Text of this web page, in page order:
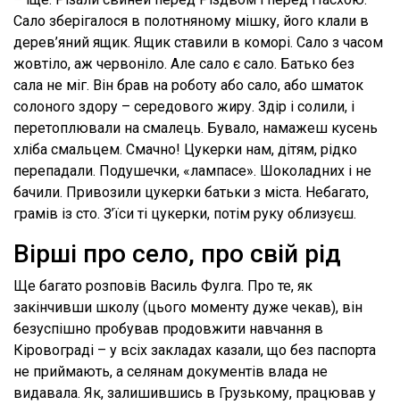
Сало зберігалося в полотняному мішку, його клали в
дерев’яний ящик. Ящик ставили в коморі. Сало з часом
жовтіло, аж червоніло. Але сало є сало. Батько без
сала не міг. Він брав на роботу або сало, або шматок
солоного здору – середового жиру. Здір і солили, і
перетоплювали на смалець. Бувало, намажеш кусень
хліба смальцем. Смачно! Цукерки нам, дітям, рідко
перепадали. Подушечки, «лампасе». Шоколадних і не
бачили. Привозили цукерки батьки з міста. Небагато,
грамів із сто. З’їси ті цукерки, потім руку облизуєш.
Вірші про село, про свій рід
Ще багато розповів Василь Фулга. Про те, як
закінчивши школу (цього моменту дуже чекав), він
безуспішно пробував продовжити навчання в
Кіровограді – у всіх закладах казали, що без паспорта
не приймають, а селянам документів влада не
видавала. Як, залишившись в Грузькому, працював у